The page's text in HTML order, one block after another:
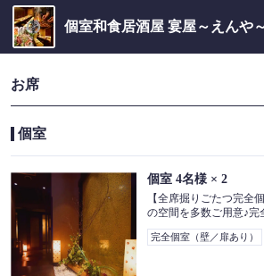
個室和食居酒屋 宴屋～えんや
お席
個室
個室 4名様 × 2
【全席掘りごたつ完全
の空間を多数ご用意♪
完全個室（壁／扉あり）